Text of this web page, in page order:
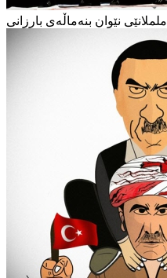
ململانێی نێوان بنەماڵەی بارزانی